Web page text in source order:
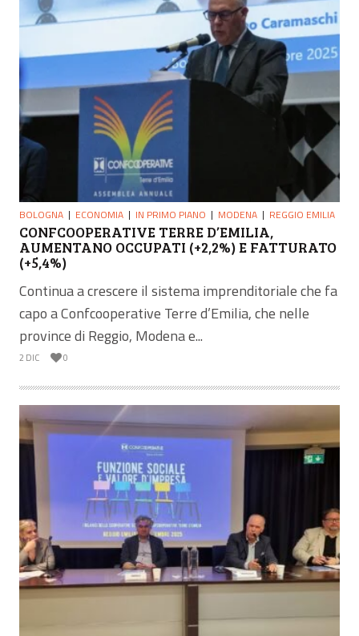
BOLOGNA ECONOMIA IN PRIMO PIANO MODENA REGGIO EMILIA
CONFCOOPERATIVE TERRE D’EMILIA,
AUMENTANO OCCUPATI (+2,2%) E FATTURATO
(+5,4%)
Continua a crescere il sistema imprenditoriale che fa
capo a Confcooperative Terre d’Emilia, che nelle
province di Reggio, Modena e...
2 DIC 0